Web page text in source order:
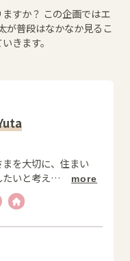
すか？ この企画ではエ
が普段はなかなか見るこ
きます。
を大切に、住まい
いと考え… more